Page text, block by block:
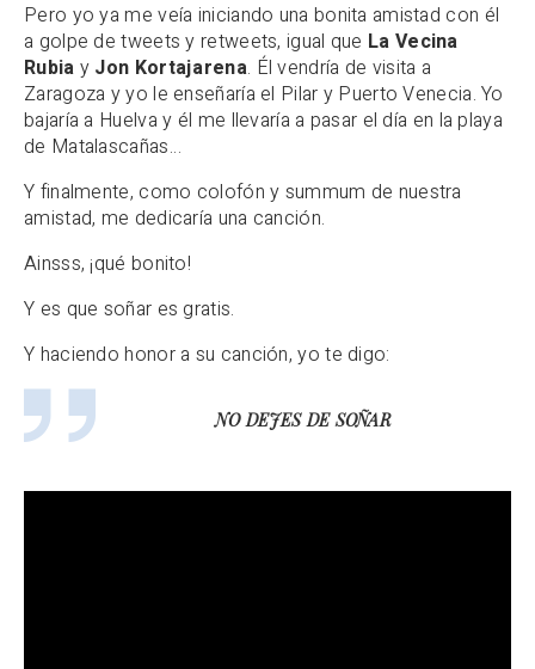
Pero yo ya me veía iniciando una bonita amistad con él
a golpe de tweets y retweets, igual que La Vecina
Rubia y Jon Kortajarena. Él vendría de visita a
Zaragoza y yo le enseñaría el Pilar y Puerto Venecia. Yo
bajaría a Huelva y él me llevaría a pasar el día en la playa
de Matalascañas…
Y finalmente, como colofón y summum de nuestra
amistad, me dedicaría una canción.
Ainsss, ¡qué bonito!
Y es que soñar es gratis.
Y haciendo honor a su canción, yo te digo:
NO DEJES DE SOÑAR